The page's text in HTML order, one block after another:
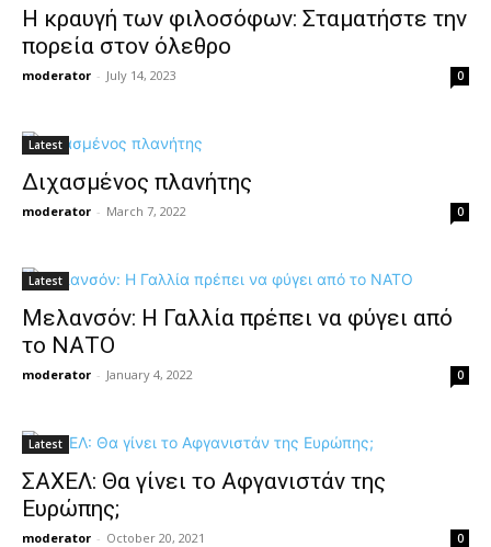
H κραυγή των φιλοσόφων: Σταματήστε την
πορεία στον όλεθρο
moderator - July 14, 2023 0
Latest
Διχασμένος πλανήτης
moderator - March 7, 2022 0
Latest
Mελανσόν: H Γαλλία πρέπει να φύγει από
το ΝΑΤΟ
moderator - January 4, 2022 0
Latest
ΣΑΧΕΛ: Θα γίνει το Αφγανιστάν της
Ευρώπης;
moderator - October 20, 2021 0